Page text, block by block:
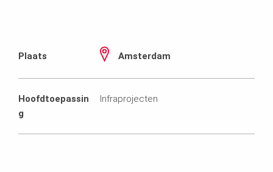
Plaats Amsterdam
Hoofdtoepassin
g
Infraprojecten